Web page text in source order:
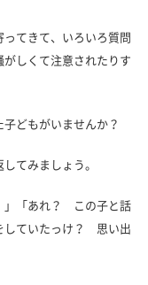
てきて、いろいろ質問
しくて注意されたりす
どもがいませんか？
てみましょう。
」「あれ？ この子と話
していたっけ？ 思い出